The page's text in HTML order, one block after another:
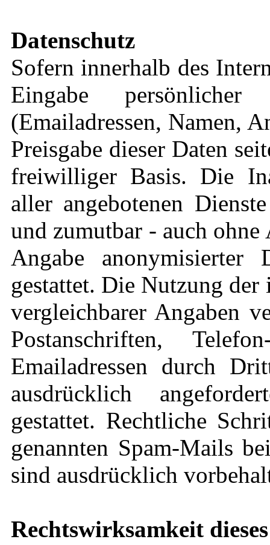
Datenschutz
Sofern innerhalb des
Eingabe
(Emailadressen, Namen,
Preisgabe dieser Daten
freiwilliger Basis. Die
aller angebotenen
und zumutbar - auch
Angabe anonymisierter
gestattet. Die Nutzung der
vergleichbarer Angaben
Postanschriften,
Emailadressen durch
ausdrücklich
gestattet. Rechtliche
genannten Spam-Mails
sind ausdrücklich
Rechtswirksamkeit